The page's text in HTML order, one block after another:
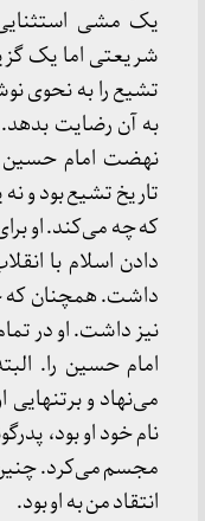
یک مشی
شریعتی اما یک
تشیع را به نحوی
به آن رضایت بدهد.
نهضت امام
تاریخ تشیع بود و
که چه می‌کند. او
دادن اسلام با
داشت. همچنان که
نیز داشت. او در
امام حسین را.
می‌نهاد و
نام خود او بود،
مجسم می‌کرد.
انتقاد من به او بود.